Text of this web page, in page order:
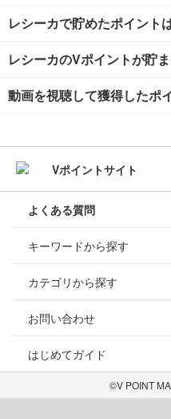
レシーカで貯めたポイント
レシーカのVポイントが貯
動画を視聴して獲得したポ
よくある質問
キーワードから探す
カテゴリから探す
お問い合わせ
はじめてガイド
©V POINT